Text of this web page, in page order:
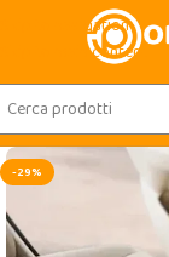
Skip to navigation
Skip to main content
-29%